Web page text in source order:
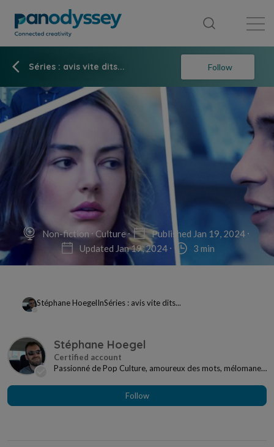
Séries : avis vite dits... Follow
Non-fiction Culture
Published Jan 19, 2024
Updated Jan 19, 2024
3 min
Stéphane HoegelInSéries : avis vite dits...
Stéphane Hoegel
Passionné de Pop Culture, amoureux des mots, mélomane
Follow